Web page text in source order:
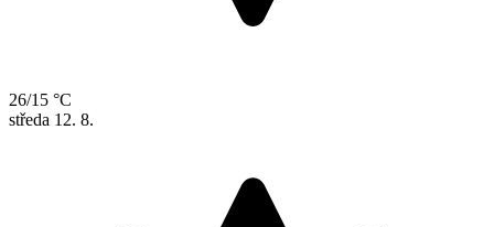
26/15 °C
středa 12. 8.